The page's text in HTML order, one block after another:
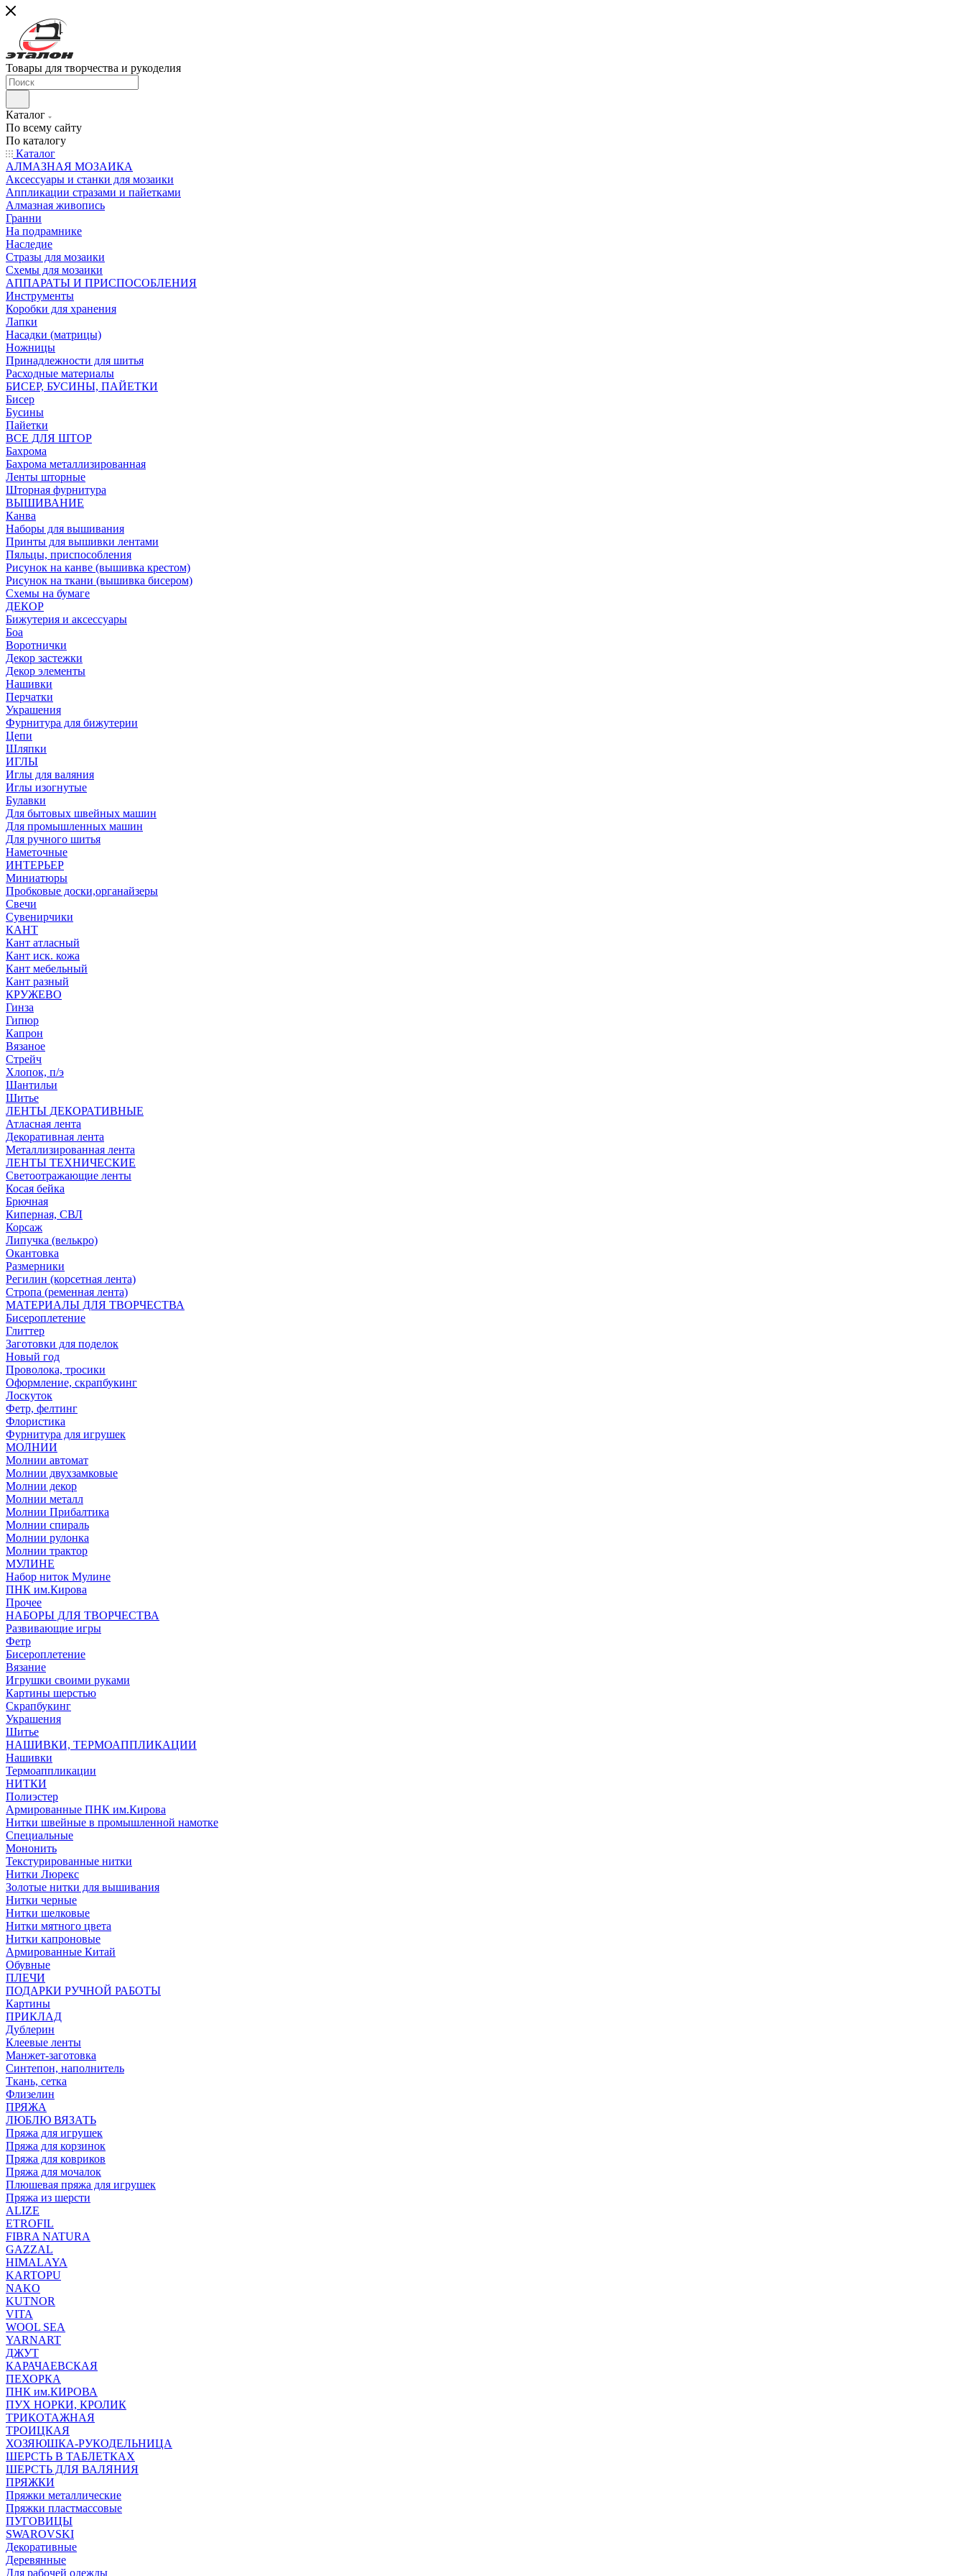
Товары для творчества и рукоделия
Каталог
По всему сайту
По каталогу
Каталог
АЛМАЗНАЯ МОЗАИКА
Аксессуары и станки для мозаики
Аппликации стразами и пайетками
Алмазная живопись
Гранни
На подрамнике
Наследие
Стразы для мозаики
Схемы для мозаики
АППАРАТЫ И ПРИСПОСОБЛЕНИЯ
Инструменты
Коробки для хранения
Лапки
Насадки (матрицы)
Ножницы
Принадлежности для шитья
Расходные материалы
БИСЕР, БУСИНЫ, ПАЙЕТКИ
Бисер
Бусины
Пайетки
ВСЕ ДЛЯ ШТОР
Бахрома
Бахрома металлизированная
Ленты шторные
Шторная фурнитура
ВЫШИВАНИЕ
Канва
Наборы для вышивания
Принты для вышивки лентами
Пяльцы, приспособления
Рисунок на канве (вышивка крестом)
Рисунок на ткани (вышивка бисером)
Схемы на бумаге
ДЕКОР
Бижутерия и аксессуары
Боа
Воротнички
Декор застежки
Декор элементы
Нашивки
Перчатки
Украшения
Фурнитура для бижутерии
Цепи
Шляпки
ИГЛЫ
Иглы для валяния
Иглы изогнутые
Булавки
Для бытовых швейных машин
Для промышленных машин
Для ручного шитья
Наметочные
ИНТЕРЬЕР
Миниатюры
Пробковые доски,органайзеры
Свечи
Сувенирчики
КАНТ
Кант атласный
Кант иск. кожа
Кант мебельный
Кант разный
КРУЖЕВО
Гинза
Гипюр
Капрон
Вязаное
Стрейч
Хлопок, п/э
Шантильи
Шитье
ЛЕНТЫ ДЕКОРАТИВНЫЕ
Атласная лента
Декоративная лента
Металлизированная лента
ЛЕНТЫ ТЕХНИЧЕСКИЕ
Светоотражающие ленты
Косая бейка
Брючная
Киперная, СВЛ
Корсаж
Липучка (велькро)
Окантовка
Размерники
Регилин (корсетная лента)
Стропа (ременная лента)
МАТЕРИАЛЫ ДЛЯ ТВОРЧЕСТВА
Бисероплетение
Глиттер
Заготовки для поделок
Новый год
Проволока, тросики
Оформление, скрапбукинг
Лоскуток
Фетр, фелтинг
Флористика
Фурнитура для игрушек
МОЛНИИ
Молнии автомат
Молнии двухзамковые
Молнии декор
Молнии металл
Молнии Прибалтика
Молнии спираль
Молнии рулонка
Молнии трактор
МУЛИНЕ
Набор ниток Мулине
ПНК им.Кирова
Прочее
НАБОРЫ ДЛЯ ТВОРЧЕСТВА
Развивающие игры
Фетр
Бисероплетение
Вязание
Игрушки своими руками
Картины шерстью
Скрапбукинг
Украшения
Шитье
НАШИВКИ, ТЕРМОАППЛИКАЦИИ
Нашивки
Термоаппликации
НИТКИ
Полиэстер
Армированные ПНК им.Кирова
Нитки швейные в промышленной намотке
Специальные
Мононить
Текстурированные нитки
Нитки Люрекс
Золотые нитки для вышивания
Нитки черные
Нитки шелковые
Нитки мятного цвета
Нитки капроновые
Армированные Китай
Обувные
ПЛЕЧИ
ПОДАРКИ РУЧНОЙ РАБОТЫ
Картины
ПРИКЛАД
Дублерин
Клеевые ленты
Манжет-заготовка
Синтепон, наполнитель
Ткань, сетка
Флизелин
ПРЯЖА
ЛЮБЛЮ ВЯЗАТЬ
Пряжа для игрушек
Пряжа для корзинок
Пряжа для ковриков
Пряжа для мочалок
Плюшевая пряжа для игрушек
Пряжа из шерсти
ALIZE
ETROFIL
FIBRA NATURA
GAZZAL
HIMALAYA
KARTOPU
NAKO
KUTNOR
VITA
WOOL SEA
YARNART
ДЖУТ
КАРАЧАЕВСКАЯ
ПЕХОРКА
ПНК им.КИРОВА
ПУХ НОРКИ, КРОЛИК
ТРИКОТАЖНАЯ
ТРОИЦКАЯ
ХОЗЯЮШКА-РУКОДЕЛЬНИЦА
ШЕРСТЬ В ТАБЛЕТКАХ
ШЕРСТЬ ДЛЯ ВАЛЯНИЯ
ПРЯЖКИ
Пряжки металлические
Пряжки пластмассовые
ПУГОВИЦЫ
SWAROVSKI
Декоративные
Деревянные
Для рабочей одежды